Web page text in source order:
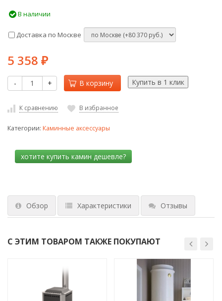
В наличии
Доставка по Москве
5 358 ₽
- + В корзину
К сравнению В избранное
Категории: Каминные аксессуары
Обзор Характеристики Отзывы
С ЭТИМ ТОВАРОМ ТАКЖЕ ПОКУПАЮТ